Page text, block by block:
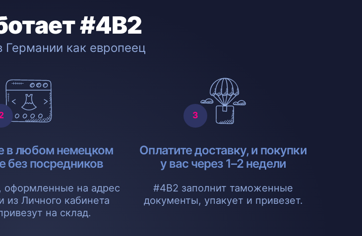
#4B2
Германии как европеец
в любом немецком
без посредников
оформленные на адрес
из Личного кабинета
на склад.
Оплатите доставку, и покупки
у вас через 1–2 недели
#4B2 заполнит таможенные
документы, упакует и привезет.